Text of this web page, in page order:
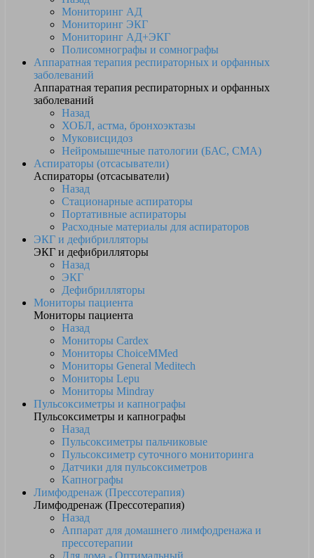
Мониторинг АД
Мониторинг ЭКГ
Мониторинг АД+ЭКГ
Полисомнографы и сомнографы
Аппаратная терапия респираторных и орфанных
заболеваний
Аппаратная терапия респираторных и орфанных
заболеваний
Назад
ХОБЛ, астма, бронхоэктазы
Муковисцидоз
Нейромышечные патологии (БАС, СМА)
Аспираторы (отсасыватели)
Аспираторы (отсасыватели)
Назад
Стационарные аспираторы
Портативные аспираторы
Расходные материалы для аспираторов
ЭКГ и дефибрилляторы
ЭКГ и дефибрилляторы
Назад
ЭКГ
Дефибрилляторы
Мониторы пациента
Мониторы пациента
Назад
Мониторы Cardex
Мониторы ChoiceMMed
Мониторы General Meditech
Мониторы Lepu
Мониторы Mindray
Пульсоксиметры и капнографы
Пульсоксиметры и капнографы
Назад
Пульсоксиметры пальчиковые
Пульсоксиметр суточного мониторинга
Датчики для пульсоксиметров
Kапнографы
Лимфодренаж (Прессотерапия)
Лимфодренаж (Прессотерапия)
Назад
Аппарат для домашнего лимфодренажа и
прессотерапии
Для дома - Оптимальный